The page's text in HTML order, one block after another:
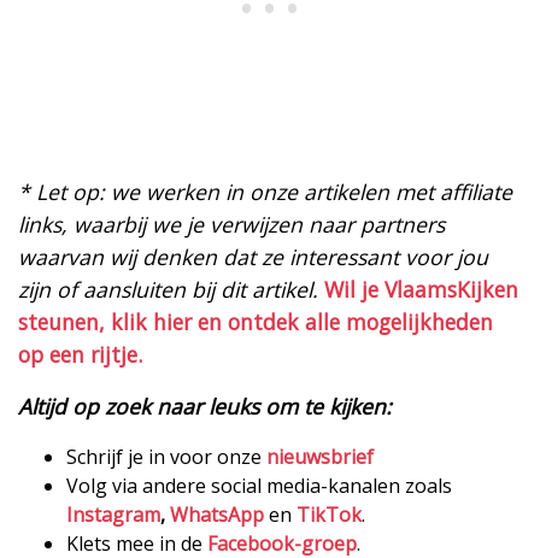
* Let op: we werken in onze artikelen met affiliate
links, waarbij we je verwijzen naar partners
waarvan wij denken dat ze interessant voor jou
zijn of aansluiten bij dit artikel. Wil je VlaamsKijken
steunen, klik hier en ontdek alle mogelijkheden
op een rijtje.
Altijd op zoek naar leuks om te kijken:
Schrijf je in voor onze nieuwsbrief
Volg via andere social media-kanalen zoals
Instagram,WhatsAppen TikTok.
Klets mee in de Facebook-groep.